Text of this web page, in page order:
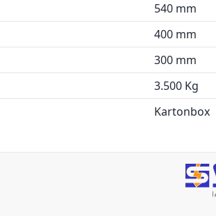
540 mm
400 mm
300 mm
3.500 Kg
Kartonbox